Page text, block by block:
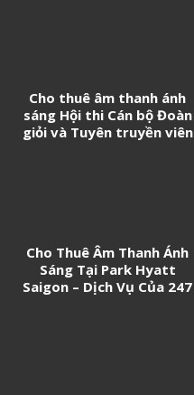
Cho thuê âm thanh ánh
sáng Hội thi Cán bộ Đoàn
giỏi và Tuyên truyền viên
Cho Thuê Âm Thanh Ánh
Sáng Tại Park Hyatt
Saigon – Dịch Vụ Của 247